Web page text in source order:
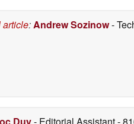
article:Andrew Sozinow-
Duy- Editorial Assistant-